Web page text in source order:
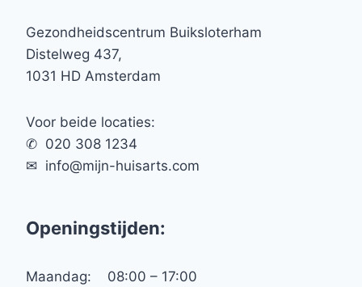
Gezondheidscentrum Buiksloterham
Distelweg 437,
1031 HD Amsterdam
Voor beide locaties:
✆ 020 308 1234
✉︎ info@mijn-huisarts.com
Openingstijden:
Maandag: 08:00 – 17:00